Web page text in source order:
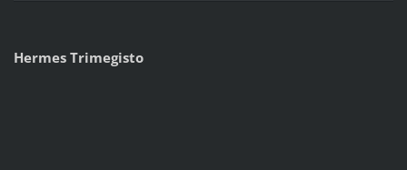
Hermes Trimegisto